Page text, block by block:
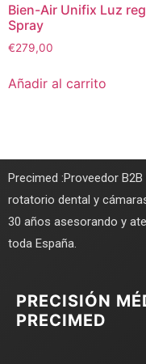
Bien-Air Unifix Luz
Spray
€279,00
Añadir al carrito
Precimed :Proveedor
rotatorio dental y
30 años asesorando y
toda España.
PRECISIÓN
PRECIMED